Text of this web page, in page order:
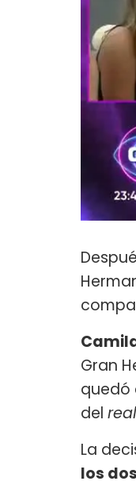
Gran
quedó
del
La
los